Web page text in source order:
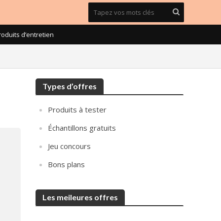
d’entretien
Types d’offres
Produits à tester
Échantillons gratuits
Jeu concours
Bons plans
Les meileures offres